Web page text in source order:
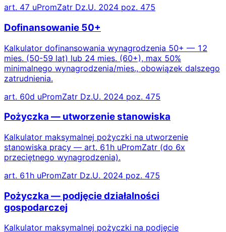
art. 47 uPromZatr Dz.U. 2024 poz. 475
Dofinansowanie 50+
Kalkulator dofinansowania wynagrodzenia 50+ — 12
mies. (50-59 lat) lub 24 mies. (60+), max 50%
minimalnego wynagrodzenia/mies., obowiązek dalszego
zatrudnienia.
art. 60d uPromZatr Dz.U. 2024 poz. 475
Pożyczka — utworzenie stanowiska
Kalkulator maksymalnej pożyczki na utworzenie
stanowiska pracy — art. 61h uPromZatr (do 6x
przeciętnego wynagrodzenia).
art. 61h uPromZatr Dz.U. 2024 poz. 475
Pożyczka — podjęcie działalności
gospodarczej
Kalkulator maksymalnej pożyczki na podjęcie